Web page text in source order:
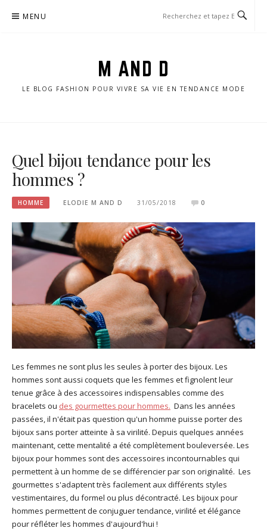
MENU
M AND D
LE BLOG FASHION POUR VIVRE SA VIE EN TENDANCE MODE
Quel bijou tendance pour les
hommes ?
HOMME ELODIE M AND D 31/05/2018 0
Les femmes ne sont plus les seules à porter des bijoux. Les
hommes sont aussi coquets que les femmes et fignolent leur
tenue grâce à des accessoires indispensables comme des
bracelets ou des gourmettes pour hommes. Dans les années
passées, il n'était pas question qu'un homme puisse porter des
bijoux sans porter atteinte à sa virilité. Depuis quelques années
maintenant, cette mentalité a été complètement bouleversée. Les
bijoux pour hommes sont des accessoires incontournables qui
permettent à un homme de se différencier par son originalité. Les
gourmettes s'adaptent très facilement aux différents styles
vestimentaires, du formel ou plus décontracté. Les bijoux pour
hommes permettent de conjuguer tendance, virilité et élégance
pour réfléter les hommes d'aujourd'hui !